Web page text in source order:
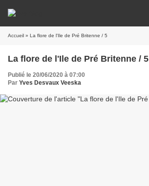
Accueil » La flore de l'Ile de Pré Britenne / 5
La flore de l'Ile de Pré Britenne / 5
Publié le 20/06/2020 à 07:00
Par Yves Desvaux Veeska